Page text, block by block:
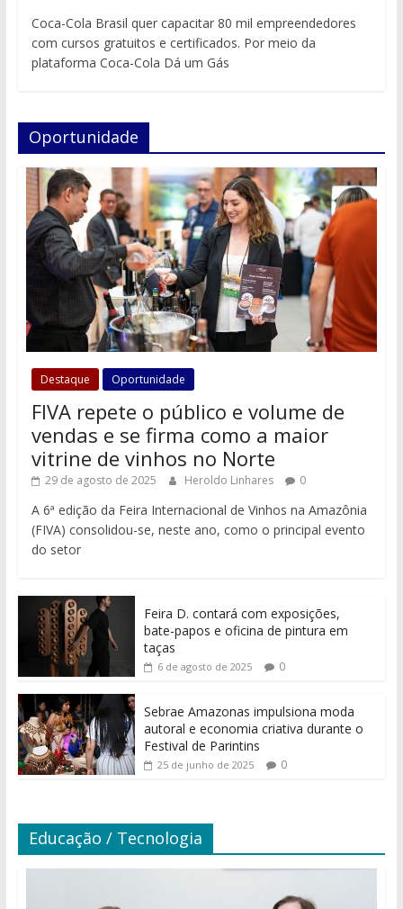
Coca-Cola Brasil quer capacitar 80 mil empreendedores
com cursos gratuitos e certificados. Por meio da
plataforma Coca-Cola Dá um Gás
Oportunidade
Destaque Oportunidade
FIVA repete o público e volume de
vendas e se firma como a maior
vitrine de vinhos no Norte
29 de agosto de 2025 Heroldo Linhares 0
A 6ª edição da Feira Internacional de Vinhos na Amazônia
(FIVA) consolidou-se, neste ano, como o principal evento
do setor
Feira D. contará com exposições,
bate-papos e oficina de pintura em
taças
6 de agosto de 2025 0
Sebrae Amazonas impulsiona moda
autoral e economia criativa durante o
Festival de Parintins
25 de junho de 2025 0
Educação / Tecnologia